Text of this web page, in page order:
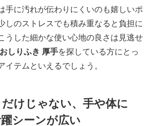
手に汚れが伝わりにくいのも嬉しいポ
しのストレスでも積み重なると負担に
うした細かな使い心地の良さは見逃せ
しりふき 厚手を探している方にとっ
イテムといえるでしょう。
けじゃない、手や体に
シーンが広い